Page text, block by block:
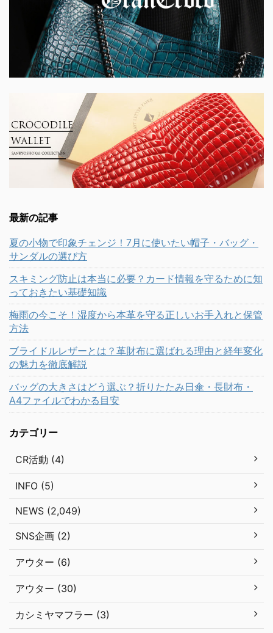
最新の記事
夏の小物で印象チェンジ！7月に使いたい帽子・バッグ・
サンダルの選び方
スキミング防止は本当に必要？カード情報を守るために知
っておきたい基礎知識
梅雨の今こそ！湿度から本革を守る正しいお手入れと保管
方法
ブライドルレザーとは？革財布に選ばれる理由と経年変化
の魅力を徹底解説
バッグの大きさはどう選ぶ？折りたたみ日傘・長財布・
A4ファイルでわかる目安
カテゴリー
CR活動 (4)
INFO (5)
NEWS (2,049)
SNS企画 (2)
アウター (6)
アウター (30)
カシミヤマフラー (3)